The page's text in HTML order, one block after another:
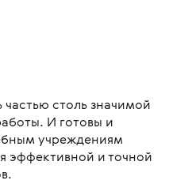
столь значимой
И готовы и
учреждениям
эффективной и точной